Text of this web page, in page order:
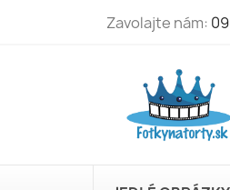
Zavolajte nám: